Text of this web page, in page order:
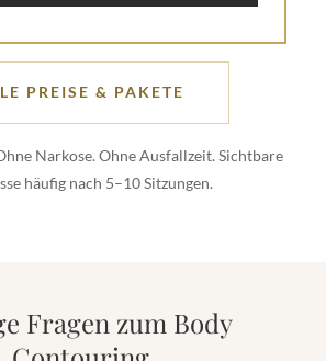
PREISE & PAKETE
Narkose. Ohne Ausfallzeit. Sichtbare
häufig nach 5–10 Sitzungen.
Fragen zum Body